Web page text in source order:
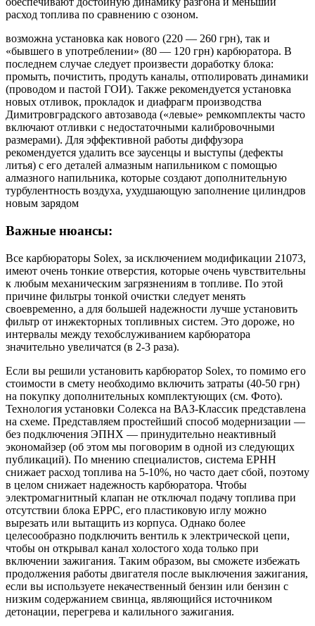
расход топлива по сравнению с озоном.
возможна установка как нового (220 — 260 грн), так и
«бывшего в употреблении» (80 — 120 грн) карбюратора. В
последнем случае следует произвести доработку блока:
промыть, почистить, продуть каналы, отполировать динамики
(проводом и пастой ГОИ). Также рекомендуется установка
новых отливок, прокладок и диафрагм производства
Димитровградского автозавода («левые» ремкомплекты часто
включают отливки с недостаточными калибровочными
размерами). Для эффективной работы диффузора
рекомендуется удалить все заусенцы и выступы (дефекты
литья) с его деталей алмазным напильником с помощью
алмазного напильника, которые создают дополнительную
турбулентность воздуха, ухудшающую заполнение цилиндров
новым зарядом
Важные нюансы:
Все карбюраторы Solex, за исключением модификации 21073,
имеют очень тонкие отверстия, которые очень чувствительны
к любым механическим загрязнениям в топливе. По этой
причине фильтры тонкой очистки следует менять
своевременно, а для большей надежности лучше установить
фильтр от инжекторных топливных систем. Это дороже, но
интервалы между техобслуживанием карбюратора
значительно увеличатся (в 2-3 раза).
Если вы решили установить карбюратор Solex, то помимо его
стоимости в смету необходимо включить затраты (40-50 грн)
на покупку дополнительных комплектующих (см. Фото).
Технология установки Солекса на ВАЗ-Классик представлена ​​
на схеме. Представляем простейший способ модернизации —
без подключения ЭПНХ — принудительно неактивный
экономайзер (об этом мы поговорим в одной из следующих
публикаций). По мнению специалистов, система EPHH
снижает расход топлива на 5-10%, но часто дает сбой, поэтому
в целом снижает надежность карбюратора. Чтобы
электромагнитный клапан не отключал подачу топлива при
отсутствии блока EPPC, его пластиковую иглу можно
вырезать или вытащить из корпуса. Однако более
целесообразно подключить вентиль к электрической цепи,
чтобы он открывал канал холостого хода только при
включении зажигания. Таким образом, вы сможете избежать
продолжения работы двигателя после выключения зажигания,
если вы используете некачественный бензин или бензин с
низким содержанием свинца, являющийся источником
детонации, перегрева и калильного зажигания.